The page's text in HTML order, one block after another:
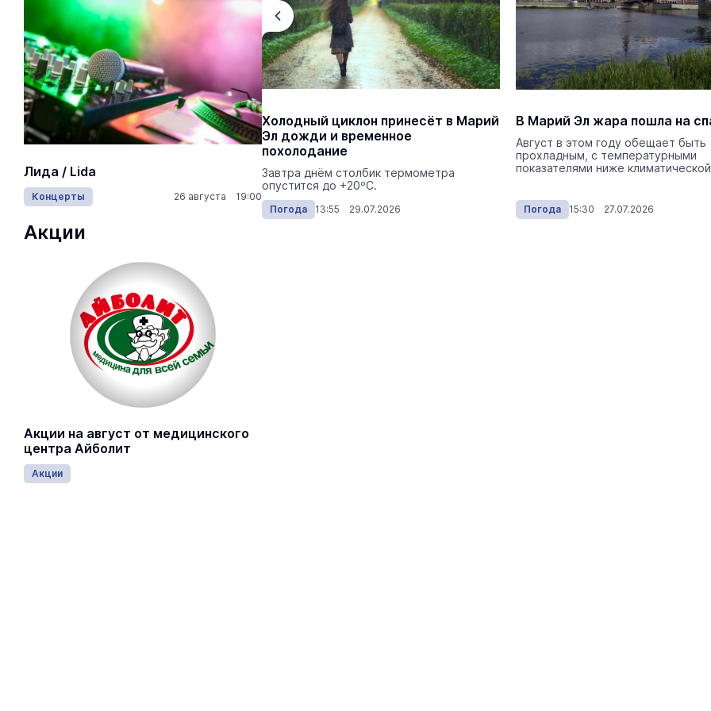
Лида / Lida
Концерты 26 августа 19:00
лабиринту
Город 7 августа
Выставка «… И птичка
Акции
Акции на август от медицинского
центра Айболит
Акции
В Марий Эл первая декада августа
будет жаркой
будет в пределах 25–28 градусов выше
Погода 09:37 03.08.2026
Холодный циклон принесёт в Марий
Эл дожди и временное
похолодание
Завтра днём столбик термометра
опустится до +20ºС.
Погода 13:55 29.07.2026
В Марий Эл жара пошла на
Август в этом году обещает быть
прохладным, с температурными
показателями ниже
Погода 15:30 27.07.2026
Налоговая служба Марий Эл